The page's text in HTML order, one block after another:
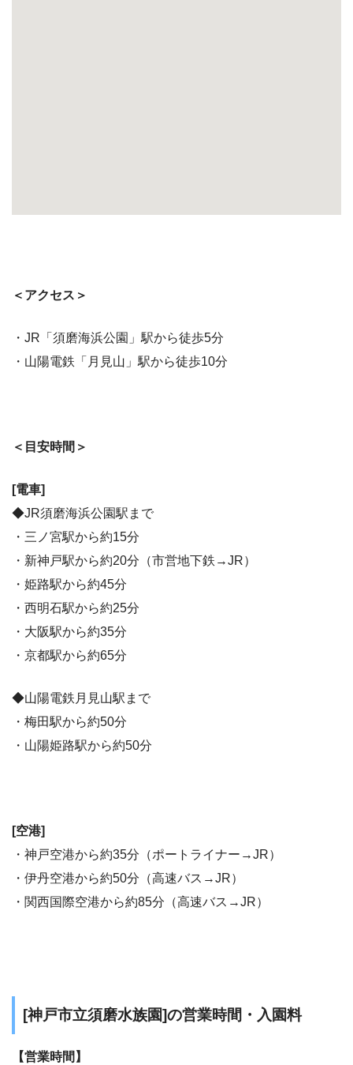
＜アクセス＞
・JR「須磨海浜公園」駅から徒歩5分
・山陽電鉄「月見山」駅から徒歩10分
＜目安時間＞
[電車]
◆JR須磨海浜公園駅まで
・三ノ宮駅から約15分
・新神戸駅から約20分（市営地下鉄→JR）
・姫路駅から約45分
・西明石駅から約25分
・大阪駅から約35分
・京都駅から約65分
◆山陽電鉄月見山駅まで
・梅田駅から約50分
・山陽姫路駅から約50分
[空港]
・神戸空港から約35分（ポートライナー→JR）
・伊丹空港から約50分（高速バス→JR）
・関西国際空港から約85分（高速バス→JR）
[神戸市立須磨水族園]の営業時間・入園料
【営業時間】